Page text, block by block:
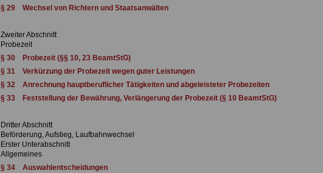
§ 29 Wechsel von Richtern und Staatsanwälten
Zweiter Abschnitt
Probezeit
§ 30 Probezeit (§§ 10, 23 BeamtStG)
§ 31 Verkürzung der Probezeit wegen guter Leistungen
§ 32 Anrechnung hauptberuflicher Tätigkeiten und abgeleisteter Probezeiten
§ 33 Feststellung der Bewährung, Verlängerung der Probezeit (§ 10 BeamtStG)
Dritter Abschnitt
Beförderung, Aufstieg, Laufbahnwechsel
Erster Unterabschnitt
Allgemeines
§ 34 Auswahlentscheidungen